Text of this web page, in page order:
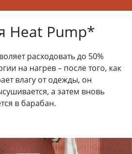
Heat Pump*
расходовать до 50%
на нагрев – после того, как
влагу от одежды, он
а затем вновь
в барабан.